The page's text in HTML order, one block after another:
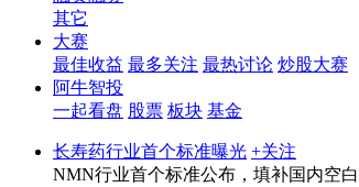
其它
大赛
最佳收益 最多关注 最热讨论 炒股大赛
阿牛智投
一起看盘 股票 板块 基金
长寿药行业首个标准曝光 +关注
NMN行业首个标准公布，填补国内空